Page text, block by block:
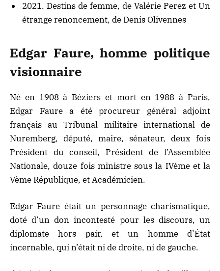
2021. Destins de femme, de Valérie Perez et Un
étrange renoncement, de Denis Olivennes
Edgar Faure, homme politique
visionnaire
Né en 1908 à Béziers et mort en 1988 à Paris,
Edgar Faure a été procureur général adjoint
français au Tribunal militaire international de
Nuremberg, député, maire, sénateur, deux fois
Président du conseil, Président de l’Assemblée
Nationale, douze fois ministre sous la IVème et la
Vème République, et Académicien.
Edgar Faure était un personnage charismatique,
doté d’un don incontesté pour les discours, un
diplomate hors pair, et un homme d’État
incernable, qui n’était ni de droite, ni de gauche.